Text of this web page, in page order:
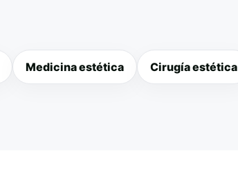
Medicina estética Cirugía estética